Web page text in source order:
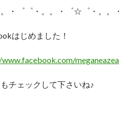
。・゜゜・。。・゜☆゜・。。
はじめました！
チェックして下さいね♪